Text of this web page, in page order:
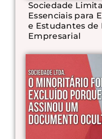
Sociedade
Essenciais para
e Estudantes de
Empresarial